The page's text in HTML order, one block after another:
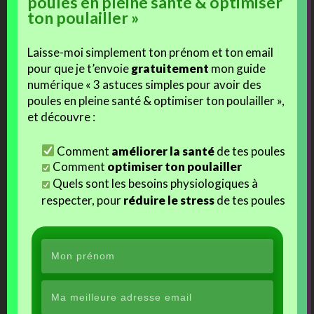
antwortenbekommen.de
julie hennebert
Bonjour nous avons mie nos oeuf en couveuses pendant maintenant
plus de 21 jour les oeuf non toujours pas éclore mais les bébé pousse
toujours nous voyons qu’il grossiste chaque jour quesque con peur
faire les aide a éclore
Replyto this Comment
ton poulailler »
Laisse-moi simplement ton prénom et ton email
pour que je t’envoiegratuitement mon guide
numérique « 3 astuces simples pour avoir des
poules en pleine santé & optimiser ton poulailler »,
et découvre :
Comment améliorer la santéde tes poules
Comment optimiser ton poulailler
Quels sont les besoins physiologiques à
respecter, pourréduire le stressde tes poules